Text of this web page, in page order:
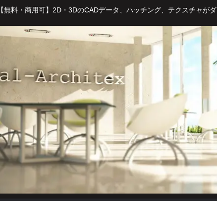
【無料・商用可】2D・3DのCADデータ、ハッチング、テクスチャが